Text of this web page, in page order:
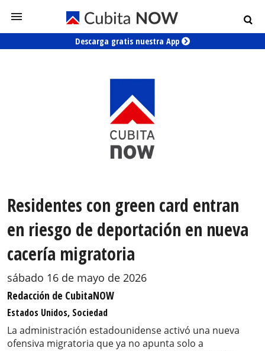
Descarga gratis nuestra App
Residentes con green card entran
en riesgo de deportación en nueva
cacería migratoria
sábado 16 de mayo de 2026
Redacción de CubitaNOW
Estados Unidos, Sociedad
La administración estadounidense activó una nueva
ofensiva migratoria que ya no apunta solo a